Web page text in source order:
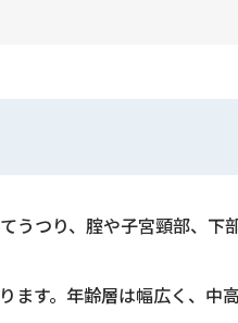
つり、腟や子宮頸部、下
す。年齢層は幅広く、中